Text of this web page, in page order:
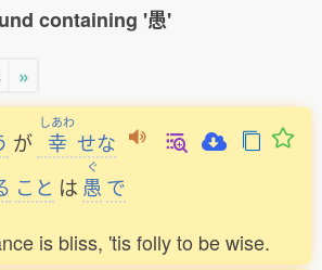
containing '愚'
»
が
しあわ
幸 せな
こと は
ぐ
愚 で
is bliss, 'tis folly to be wise.